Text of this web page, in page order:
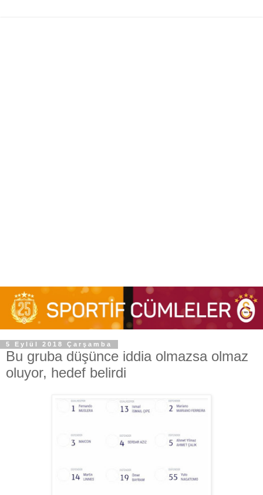
5 Eylül 2018 Çarşamba
Bu gruba düşünce iddia olmazsa olmaz
oluyor, hedef belirdi